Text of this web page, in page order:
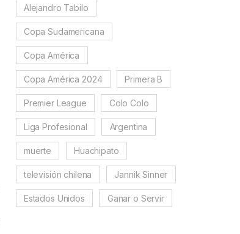
Alejandro Tabilo
Copa Sudamericana
Copa América
Copa América 2024 Primera B
Premier League Colo Colo
Liga Profesional Argentina
muerte Huachipato
televisión chilena Jannik Sinner
Estados Unidos Ganar o Servir